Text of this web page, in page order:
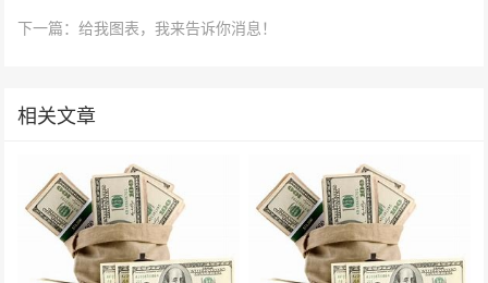
下一篇：给我图表，我来告诉你消息！
相关文章